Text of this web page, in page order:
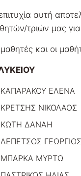
αυτή
τριών μας
και οι
ΚΑΠΑΡΑΚΟΥ ΕΛΕΝΑ
ΚΡΕΤΣΗΣ ΝΙΚΟΛΑΟΣ
ΚΩΤΗ ΔΑΝΑΗ
ΛΕΠΕΤΣΟΣ ΓΕΩΡΓΙΟΣ
ΜΠΑΡΚΑ ΜΥΡΤΩ